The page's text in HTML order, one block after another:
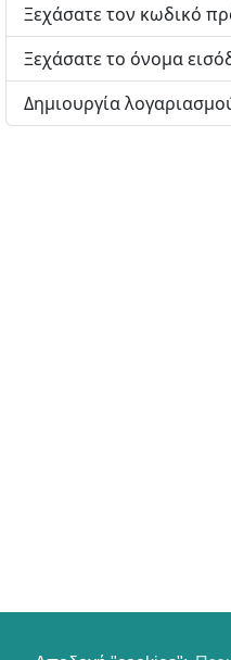
Ξεχάσατε τον κωδικό
Ξεχάσατε το όνομα
Δημιουργία